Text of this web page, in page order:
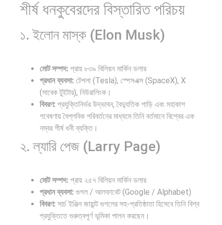
শীর্ষ ধনকুবেরদের বিস্তারিত পরিচয়
১. ইলোন মাস্ক (Elon Musk)
মোট সম্পদ: প্রায় ৮৩৯ বিলিয়ন মার্কিন ডলার
প্রধান ব্যবসা: টেপলা (Tesla), স্পেসএক্স (SpaceX), X
(সাবেক টুইটার), নিউরালিংক।
বিবরণ: প্রযুক্তিনির্ভর উদ্ভাবন, বৈদ্যুতিক গাড়ি এবং মহাকাশ
গবেষণায় বৈপ্লবিক পরিবর্তনের মাধ্যমে তিনি বর্তমানে বিশ্বের এক
নম্বর শীর্ষ ধনী ব্যক্তি।
২. ল্যারি পেজ (Larry Page)
মোট সম্পদ: প্রায় ২৫৭ বিলিয়ন মার্কিন ডলার
প্রধান ব্যবসা: গুগল / আলফাবেট (Google / Alphabet)
বিবরণ: সার্চ ইঞ্জিন জায়ান্ট গুগলের সহ-প্রতিষ্ঠাতা হিসেবে তিনি বিশ্ব
প্রযুক্তিতে গুরুত্বপূর্ণ ভূমিকা পালন করছেন।